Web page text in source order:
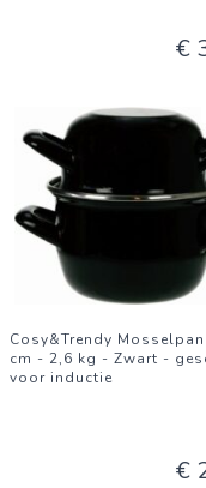
€
Cosy&Trendy
cm - 2,6 kg - Zwart -
voor inductie
€